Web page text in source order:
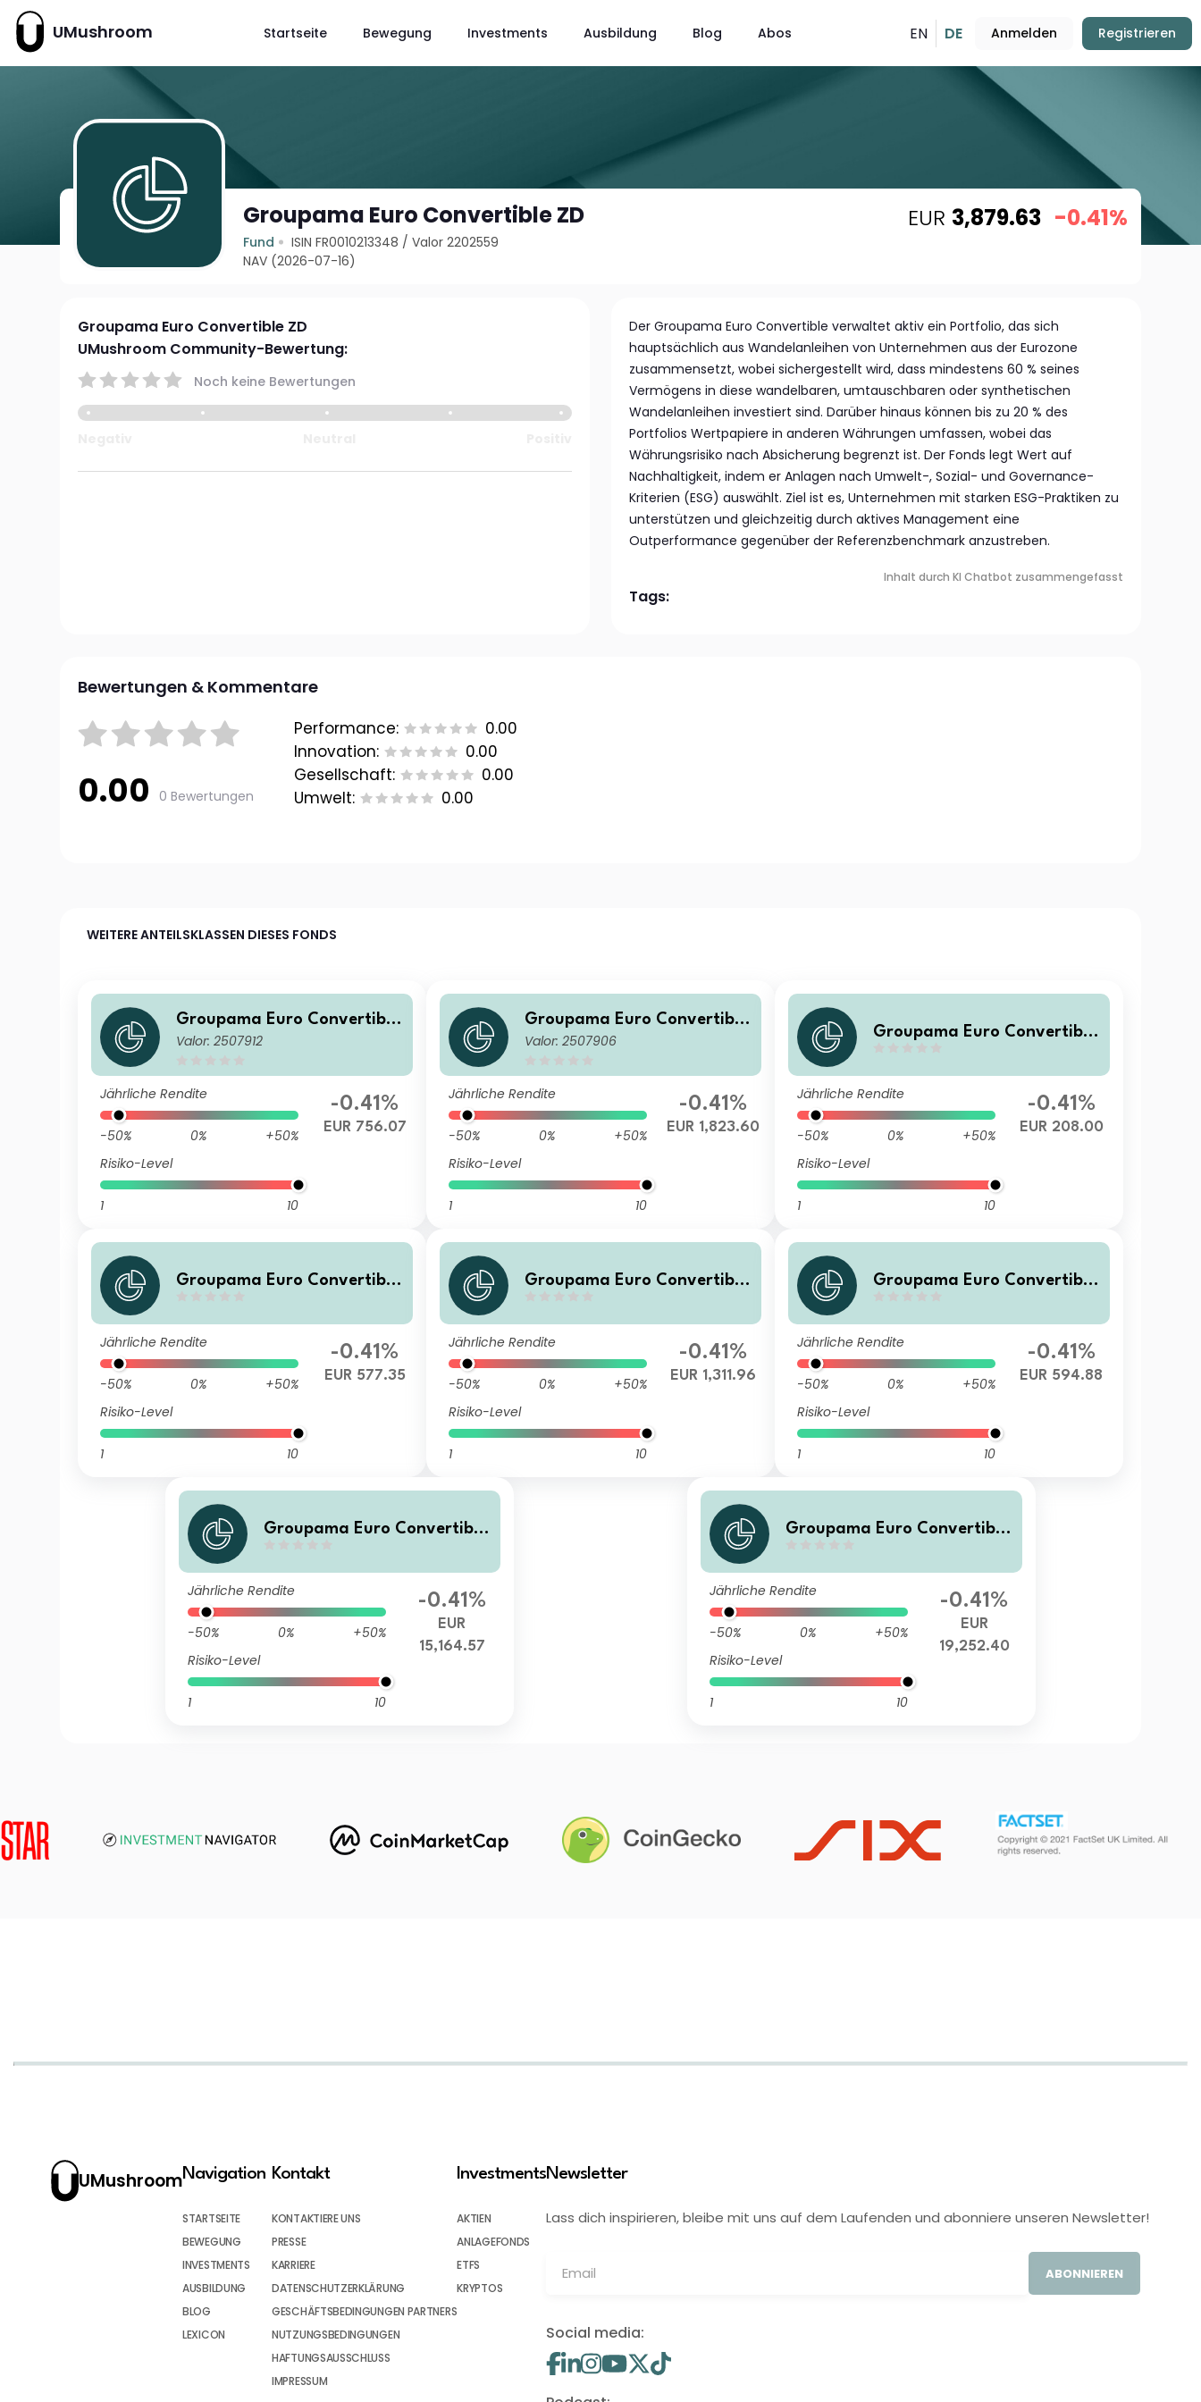
UMushroom Startseite Bewegung Investments Ausbildung Blog Abos EN DE Anmelden Registrieren
Groupama Euro Convertible ZD
Fund ISIN FR0010213348 /Valor 2202559
NAV (2026-07-16)
EUR 3,879.63 -0.41%
Groupama Euro Convertible ZD
UMushroom Community-Bewertung:
Noch keine Bewertungen
Der Groupama Euro Convertible verwaltet aktiv ein Portfolio, das sich
hauptsächlich aus Wandelanleihen von Unternehmen aus der Eurozone
zusammensetzt, wobei sichergestellt wird, dass mindestens 60 % seines
Vermögens in diese wandelbaren, umtauschbaren oder synthetischen
Wandelanleihen investiert sind. Darüber hinaus können bis zu 20 % des
Portfolios Wertpapiere in anderen Währungen umfassen, wobei das
Währungsrisiko nach Absicherung begrenzt ist. Der Fonds legt Wert auf
Nachhaltigkeit, indem er Anlagen nach Umwelt-, Sozial- und Governance-
Kriterien (ESG) auswählt. Ziel ist es, Unternehmen mit starken ESG-Praktiken zu
unterstützen und gleichzeitig durch aktives Management eine
Outperformance gegenüber der Referenzbenchmark anzustreben.
Inhalt durch KI Chatbot zusammengefasst
Tags:
Bewertungen & Kommentare
0.00 0 Bewertungen
Performance:
0.00
Innovation:
0.00
Gesellschaft:
0.00
Umwelt:
0.00
WEITERE ANTEILSKLASSEN DIESES FONDS
Groupama Euro Convertible
NC
Valor: 2507912
Jährliche Rendite
-50% 0%
+50%
Risiko-Level
1 10
-0.41%
EUR 756.07
Groupama Euro Convertible
ZC
Valor: 2507906
Jährliche Rendite
-50% 0%
+50%
Risiko-Level
1 10
-0.41%
EUR 1,823.60
Groupama Euro Convertible
Jährliche Rendite
-50% 0%
+50%
Risiko-Level
1 10
-0.41%
EUR 208.00
Groupama Euro Convertible
Jährliche Rendite
-50% 0%
+50%
Risiko-Level
1 10
-0.41%
EUR 577.35
Groupama Euro Convertible
Jährliche Rendite
-50% 0%
+50%
Risiko-Level
1 10
-0.41%
EUR 1,311.96
Groupama Euro Convertible
Jährliche Rendite
-50% 0%
+50%
Risiko-Level
1 10
-0.41%
EUR 594.88
Groupama Euro Convertible
Jährliche Rendite
-50% 0%
+50%
Risiko-Level
1 10
-0.41%
EUR
15,164.57
Groupama Euro Convertible
Jährliche Rendite
-50% 0%
+50%
Risiko-Level
1 10
-0.41%
EUR
19,252.40
UMushroomNavigation
STARTSEITE
BEWEGUNG
INVESTMENTS
AUSBILDUNG
BLOG
LEXICON
Kontakt
KONTAKTIERE UNS
PRESSE
KARRIERE
DATENSCHUTZERKLÄRUNG
GESCHÄFTSBEDINGUNGEN PARTNERS
NUTZUNGSBEDINGUNGEN
HAFTUNGSAUSSCHLUSS
IMPRESSUM
Investments
AKTIEN
ANLAGEFONDS
ETFS
KRYPTOS
Newsletter
Lass dich inspirieren, bleibe mit uns auf dem Laufenden und abonniere unseren Newsletter!
ABONNIEREN
Social media: